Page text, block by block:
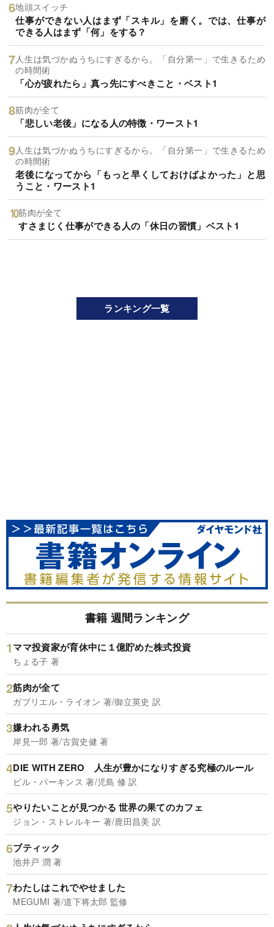
地頭スイッチ
仕事ができない人はまず「スキル」を磨く。では、仕事が
できる人はまず「何」をする？
人生は気づかぬうちにすぎるから。「自分第一」で生きるため
の時間術
「心が疲れたら」真っ先にすべきこと・ベスト1
筋肉が全て
「悲しい老後」になる人の特徴・ワースト1
人生は気づかぬうちにすぎるから。「自分第一」で生きるため
の時間術
老後になってから「もっと早くしておけばよかった」と思
うこと・ワースト1
筋肉が全て
すさまじく仕事ができる人の「休日の習慣」ベスト1
ランキング一覧
書籍 週間ランキング
ママ投資家が育休中に１億貯めた株式投資
ちょる子 著
筋肉が全て
ガブリエル・ライオン 著/御立英史 訳
嫌われる勇気
岸見一郎 著/古賀史健 著
DIE WITH ZERO 人生が豊かになりすぎる究極のルール
ビル・パーキンス 著/児島 修 訳
やりたいことが見つかる 世界の果てのカフェ
ジョン・ストレルキー 著/鹿田昌美 訳
ブティック
池井戸 潤 著
わたしはこれでやせました
MEGUMI 著/道下将太郎 監修